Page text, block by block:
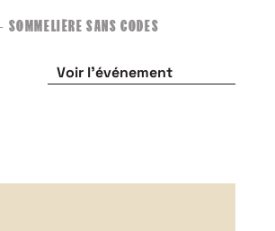
SOMMELIÈRE SANS CODES
Voir l'événement